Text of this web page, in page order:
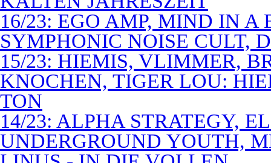
16/23: EGO AMP, MIND IN
SYMPHONIC NOISE CULT,
15/23: HIEMIS, VLIMMER,
KNOCHEN, TIGER LOU:
TON
14/23: ALPHA STRATEGY,
UNDERGROUND YOUTH,